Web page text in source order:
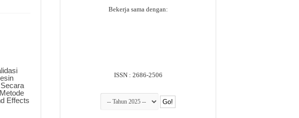
Effects
Bekerja sama dengan:
ISSN : 2686-2506